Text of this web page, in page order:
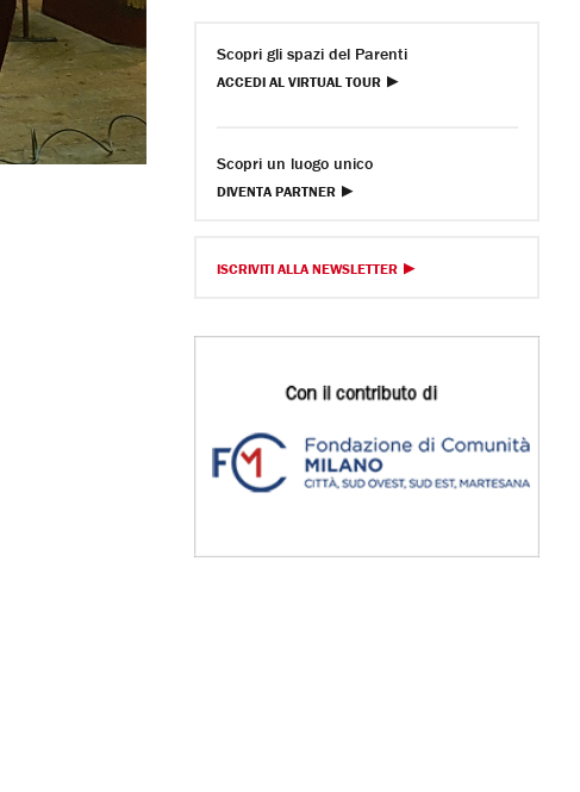
Scopri gli spazi del Parenti
ACCEDI AL VIRTUAL TOUR
Scopri un luogo unico
DIVENTA PARTNER
ISCRIVITI ALLA NEWSLETTER